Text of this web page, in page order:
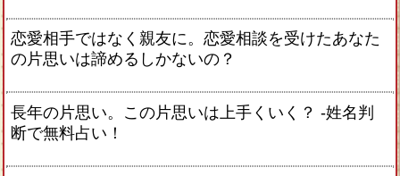
恋愛相手ではなく親友に。恋愛相談を受けたあなた
の片思いは諦めるしかないの？
長年の片思い。この片思いは上手くいく？ -姓名判
断で無料占い！